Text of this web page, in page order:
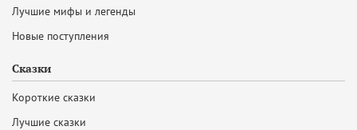
Лучшие мифы и легенды
Новые поступления
Сказки
Короткие сказки
Лучшие сказки